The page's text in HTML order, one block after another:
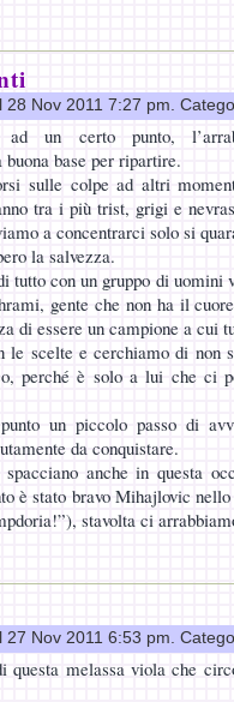
28 Nov 2011 7:27 pm.
un certo punto,
buona base per ripartire.
sulle colpe ad altri
tra i più trist, grigi e
a concentrarci solo si
la salvezza.
tutto con un gruppo di uomini
gente che non ha il
di essere un campione a cui
le scelte e cerchiamo di non
perché è solo a lui che ci
un piccolo passo di
da conquistare.
anche in questa
è stato bravo Mihajlovic
stavolta ci
27 Nov 2011 6:53 pm.
questa melassa viola che